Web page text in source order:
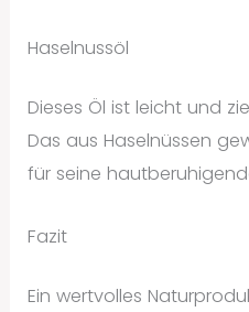
Haselnussöl
Dieses Öl ist leicht und
Das aus Haselnüssen
für seine
Fazit
Ein wertvolles